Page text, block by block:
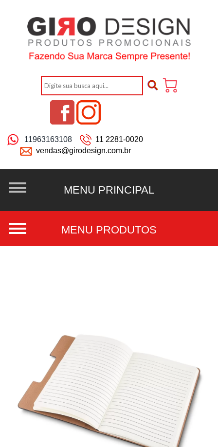
11963163108
11 2281-0020
vendas@girodesign.com.br